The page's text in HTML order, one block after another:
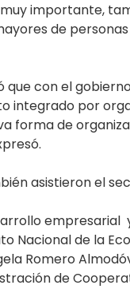
importante,
de
con el
integrado por
forma de
asistieron el
empresarial
Nacional de la
Romero
de